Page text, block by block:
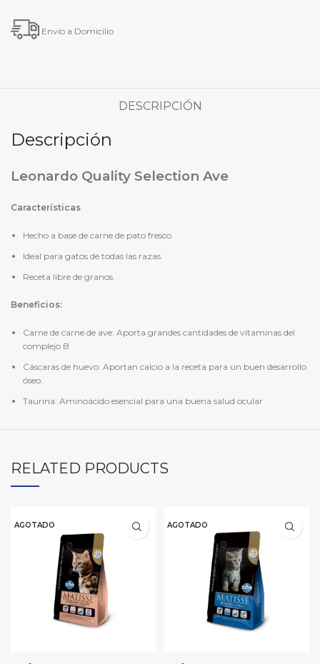
Envío a Domicilio
DESCRIPCIÓN
Descripción
Leonardo Quality Selection Ave
Características
Hecho a base de carne de pato fresco.
Ideal para gatos de todas las razas.
Receta libre de granos.
Beneficios:
Carne de carne de ave: Aporta grandes cantidades de vitaminas del
complejo B
Cáscaras de huevo: Aportan calcio a la receta para un buen desarrollo
óseo.
Taurina: Aminoácido esencial para una buena salud ocular
RELATED PRODUCTS
AGOTADO AGOTADO